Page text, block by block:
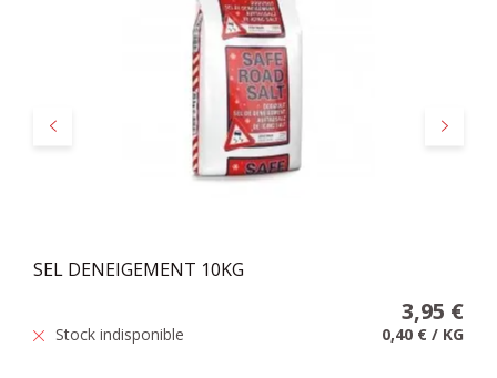
Précédent Suivant
SEL DENEIGEMENT 10KG
3,95 €
Stock indisponible 0,40 € / KG